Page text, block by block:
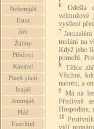
Nehemjáš
Ester
Jób
Žalmy
Přísloví
Kazatel
Píseň písní
Izajáš
Jeremjáš
Pláč
Ezechiel
6
Odešla
velmožové
vysíleni
7
toulání na
Když jeho
pomohl.
8
Těžce
Všichni,
nahotu; a
9
Má na
Předivně
Hospodine,
10
vidí